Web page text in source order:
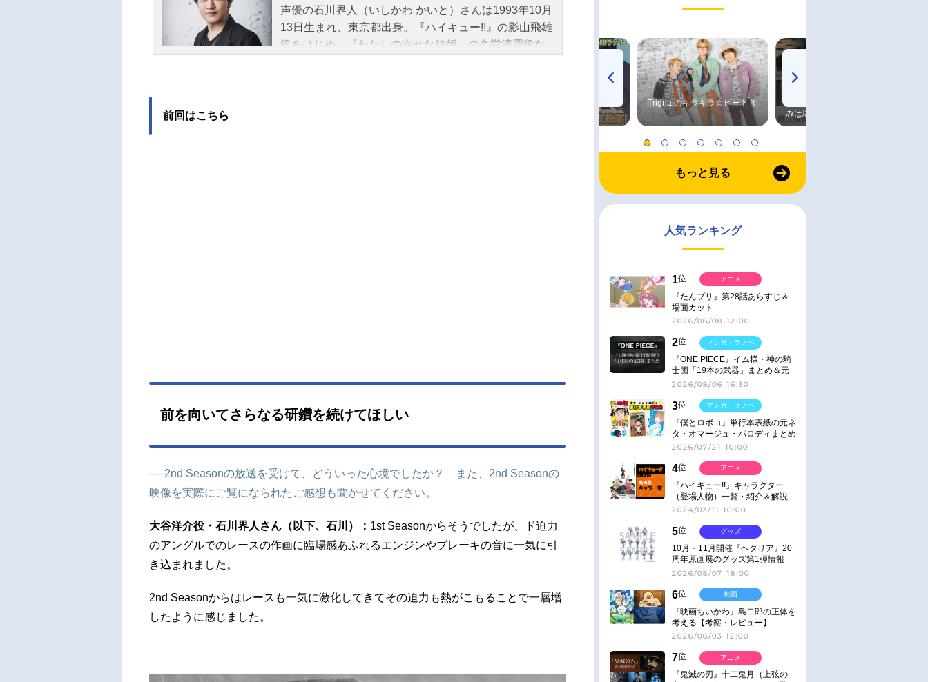
良太八潮翔：田邊幸輔北原望：芹澤優坂本雄大：櫻井
トオル大谷洋介：石川界人ジャクソン・テイラー：中
村悠一前園和宏：宮園拓夢柳田拓也：坂田将吾E.ハン
声優の石川界人（いしかわ かいと）さんは1993年10月
13日生まれ、東京都出身。『ハイキュー!!』の影山飛雄
役をはじめ、『わたしの幸せな結婚』の久堂清霞役な
前回はこちら
前を向いてさらなる研鑽を続けてほしい
──2nd Seasonの放送を受けて、どういった心境でしたか？ また、2nd Seasonの
映像を実際にご覧になられたご感想も聞かせてください。
大谷洋介役・石川界人さん（以下、石川）： 1st Seasonからそうでしたが、ド迫力
のアングルでのレースの作画に臨場感あふれるエンジンやブレーキの音に一気に引
き込まれました。
2nd Seasonからはレースも一気に激化してきてその迫力も熱がこもることで一層増
したように感じました。
Trignalのキラキラ☆ビートＲ
みは塩だけ
もっと見る
人気ランキング
1位
『たんプリ』第28話あらすじ＆
場面カット
2026/08/08 12:00
アニメ
2位
『ONE PIECE』イム様・神の騎
士団「19本の武器」まとめ＆元
ネタ
2026/08/06 16:30
マンガ・ラノベ
3位
『僕とロボコ』単行本表紙の元ネ
タ・オマージュ・パロディまとめ
2026/07/21 10:00
マンガ・ラノベ
4位
『ハイキュー!!』キャラクター
（登場人物）一覧・紹介＆解説
2024/03/11 16:00
アニメ
5位
10月・11月開催『ヘタリア』20
周年原画展のグッズ第1弾情報
2026/08/07 18:00
グッズ
6位
『映画ちいかわ』島二郎の正体を
考える【考察・レビュー】
2026/08/03 12:00
映画
7位
『鬼滅の刃』十二鬼月（上弦の
アニメ